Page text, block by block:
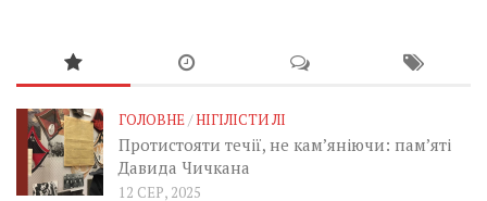
ГОЛОВНЕ/НІГІЛІСТИ ЛІ
Протистояти течії, не кам’яніючи: пам’яті
Давида Чичкана
12 СЕР, 2025